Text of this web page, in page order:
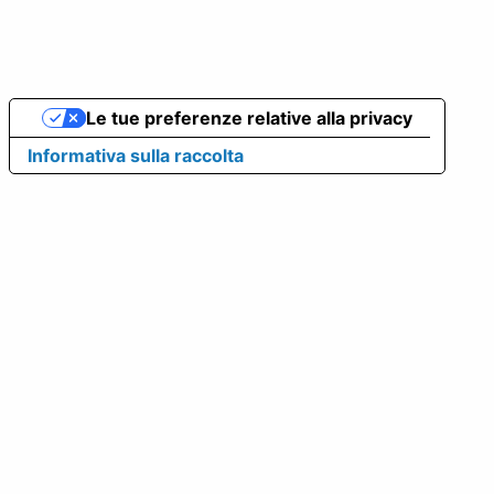
Informativa sulla raccolta
Le tue preferenze relative alla privacy